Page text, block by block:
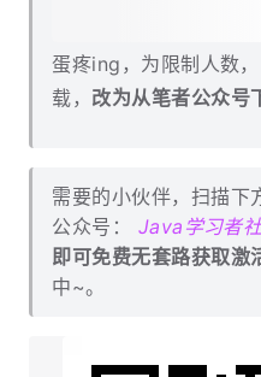
蛋疼ing，为限制人数
载， 改为从笔者公众号
需要的小伙伴，扫描下
公众号： Java学习者
即可免费无套路获取激
中~。